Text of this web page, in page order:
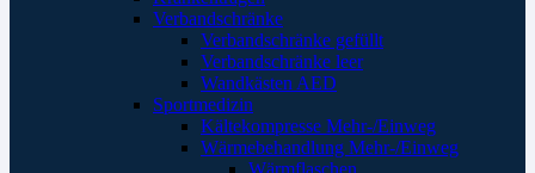
Verbandschränke
Verbandschränke gefüllt
Verbandschränke leer
Wandkästen AED
Sportmedizin
Kältekompresse Mehr-/Einweg
Wärmebehandlung Mehr-/Einweg
Wärmflaschen